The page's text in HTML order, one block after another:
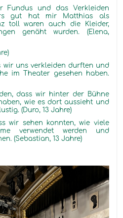
Fundus und das Verkleiden
gut hat mir Matthias als
toll waren auch die Kleider,
genäht wurden. (Elena,
wir uns verkleiden durften und
im Theater gesehen haben.
dass wir hinter der Bühne
wie es dort aussieht und
(Duro, 13 Jahre)
wir sehen konnten, wie viele
verwendet werden und
(Sebastian, 13 Jahre)